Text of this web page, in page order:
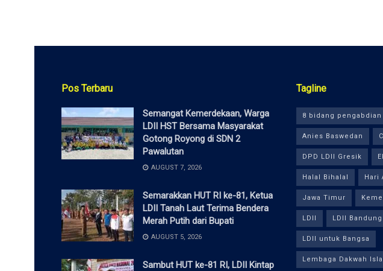
Pos Terbaru
Semangat Kemerdekaan, Warga
LDII HST Bersama Masyarakat
Gotong Royong di SDN 2
Pawalutan
AUGUST 7, 2026
Semarakkan HUT RI ke-81, Ketua
LDII Tanah Laut Terima Bendera
Merah Putih dari Bupati
AUGUST 5, 2026
Sambut HUT ke-81 RI, LDII Kintap
Tagline
8 bidang pengabdian
Anies Baswedan
DPD LDII Gresik
Halal Bihalal Hari
Jawa Timur
LDII LDII Bandung
LDII untuk Bangsa
Lembaga Dakwah